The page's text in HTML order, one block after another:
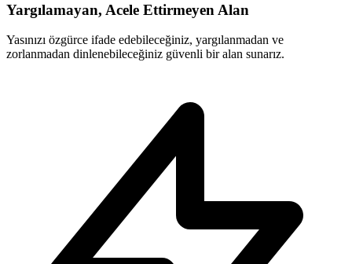
Yargılamayan, Acele Ettirmeyen Alan
Yasınızı özgürce ifade edebileceğiniz, yargılanmadan ve
zorlanmadan dinlenebileceğiniz güvenli bir alan sunarız.